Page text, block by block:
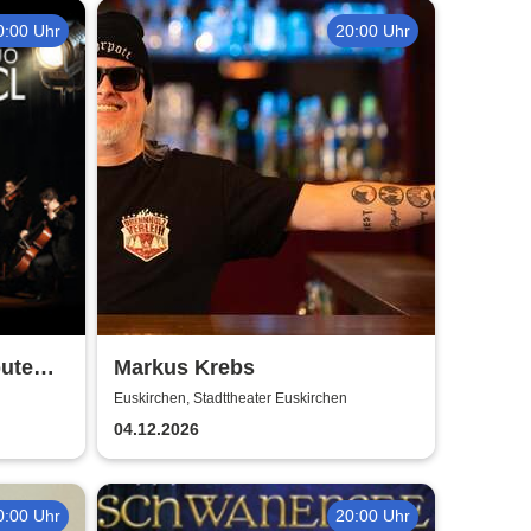
Uhr 20:00 Uhr
Markus Krebs
Euskirchen, Stadttheater Euskirchen
04.12.2026
Uhr 20:00 Uhr